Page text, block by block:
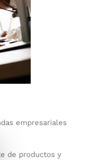
empresariales
de productos y